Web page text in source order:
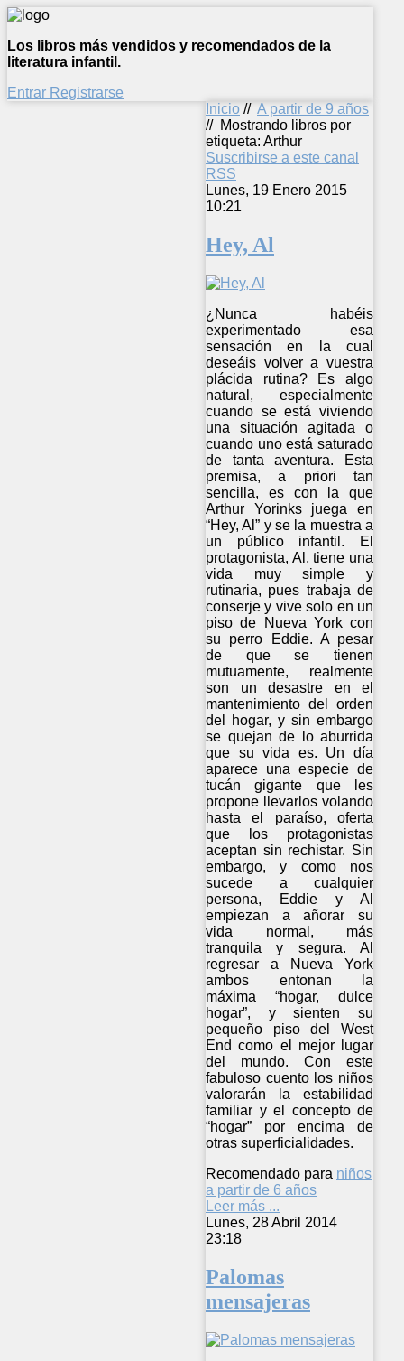
Los libros más vendidos y recomendados de la
literatura infantil.
Entrar Registrarse
Inicio // A partir de 9 años
// Mostrando libros por
etiqueta: Arthur
Suscribirse a este canal
RSS
Lunes, 19 Enero 2015
10:21
Hey, Al
¿Nunca habéis
experimentado esa
sensación en la cual
deseáis volver a vuestra
plácida rutina? Es algo
natural, especialmente
cuando se está viviendo
una situación agitada o
cuando uno está saturado
de tanta aventura. Esta
premisa, a priori tan
sencilla, es con la que
Arthur Yorinks juega en
“Hey, Al” y se la muestra a
un público infantil. El
protagonista, Al, tiene una
vida muy simple y
rutinaria, pues trabaja de
conserje y vive solo en un
piso de Nueva York con
su perro Eddie. A pesar
de que se tienen
mutuamente, realmente
son un desastre en el
mantenimiento del orden
del hogar, y sin embargo
se quejan de lo aburrida
que su vida es. Un día
aparece una especie de
tucán gigante que les
propone llevarlos volando
hasta el paraíso, oferta
que los protagonistas
aceptan sin rechistar. Sin
embargo, y como nos
sucede a cualquier
persona, Eddie y Al
empiezan a añorar su
vida normal, más
tranquila y segura. Al
regresar a Nueva York
ambos entonan la
máxima “hogar, dulce
hogar”, y sienten su
pequeño piso del West
End como el mejor lugar
del mundo. Con este
fabuloso cuento los niños
valorarán la estabilidad
familiar y el concepto de
“hogar” por encima de
otras superficialidades.
Recomendado para niños
a partir de 6 años
Leer más ...
Lunes, 28 Abril 2014
23:18
Palomas
mensajeras